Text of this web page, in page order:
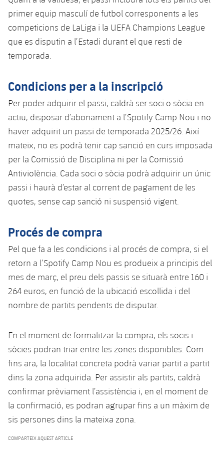
primer equip masculí de futbol corresponents a les
competicions de LaLiga i la UEFA Champions League
que es disputin a l’Estadi durant el que resti de
temporada.
Condicions per a la inscripció
Per poder adquirir el passi, caldrà ser soci o sòcia en
actiu, disposar d’abonament a l’Spotify Camp Nou i no
haver adquirit un passi de temporada 2025/26. Així
mateix, no es podrà tenir cap sanció en curs imposada
per la Comissió de Disciplina ni per la Comissió
Antiviolència. Cada soci o sòcia podrà adquirir un únic
passi i haurà d’estar al corrent de pagament de les
quotes, sense cap sanció ni suspensió vigent.
Procés de compra
Pel que fa a les condicions i al procés de compra, si el
retorn a l’Spotify Camp Nou es produeix a principis del
mes de març, el preu dels passis se situarà entre 160 i
264 euros, en funció de la ubicació escollida i del
nombre de partits pendents de disputar.
En el moment de formalitzar la compra, els socis i
sòcies podran triar entre les zones disponibles. Com
fins ara, la localitat concreta podrà variar partit a partit
dins la zona adquirida. Per assistir als partits, caldrà
confirmar prèviament l’assistència i, en el moment de
la confirmació, es podran agrupar fins a un màxim de
sis persones dins la mateixa zona.
COMPARTEIX AQUEST ARTICLE